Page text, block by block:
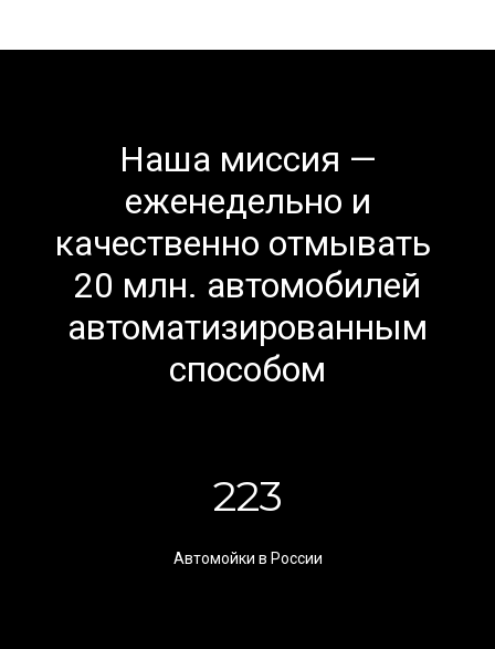
Наша миссия —
еженедельно и
качественно отмывать
20 млн. автомобилей
автоматизированным
способом
223
Автомойки в России